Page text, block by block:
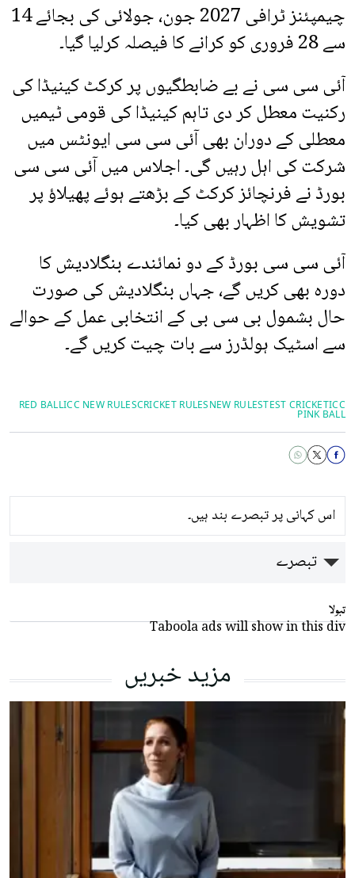
چیمپئنز ٹرافی 2027 جون، جولائی کی بجائے 14
سے 28 فروری کو کرانے کا فیصلہ کرلیا گیا۔
آئی سی سی نے بے ضابطگیوں پر کرکٹ کینیڈا کی
رکنیت معطل کر دی تاہم کینیڈا کی قومی ٹیمیں
معطلی کے دوران بھی آئی سی سی ایونٹس میں
شرکت کی اہل رہیں گی۔ اجلاس میں آئی سی سی
بورڈ نے فرنچائز کرکٹ کے بڑھتے ہوئے پھیلاؤ پر
تشویش کا اظہار بھی کیا۔
آئی سی سی بورڈ کے دو نمائندے بنگلادیش کا
دورہ بھی کریں گے، جہاں بنگلادیش کی صورت
حال بشمول بی سی بی کے انتخابی عمل کے حوالے
سے اسٹیک ہولڈرز سے بات چیت کریں گے۔
ICC
TEST CRICKET
NEW RULES
CRICKET RULES
ICC NEW RULES
RED BALL
PINK BALL
اس کہانی پر تبصرے بند ہیں۔
تبصرے
تبولا
Taboola ads will show in this div
مزید خبریں